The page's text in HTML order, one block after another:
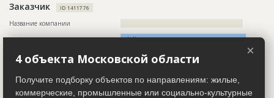
???????????????????????????????????????????????
??????????????
Заказчик ID 1411776
Название компании
Колл-центр не дозвонился до участника
Руководитель
????????????????????????????????????????????
Местоположение
??????????????????????????????????????????????????????????
???????????????????????????????????????
×
4 объекта Московской области
Получите подборку объектов по направлениям: жилые,
коммерческие, промышленные или социально-культурные